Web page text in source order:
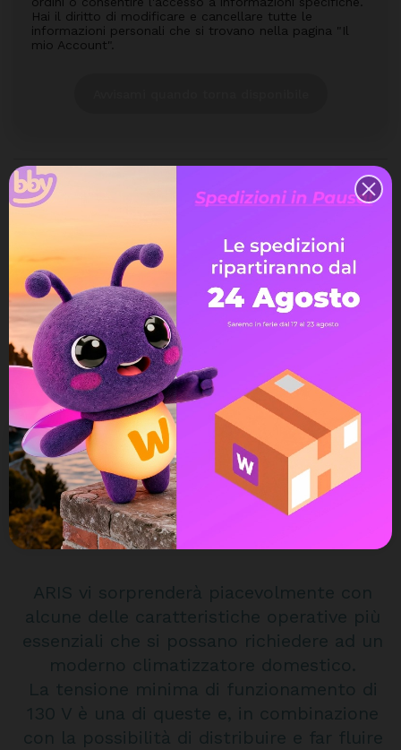
Hai il diritto di modificare e cancellare tutte le
informazioni personali che si trovano nella pagina "Il
mio Account".
Spedizione express veloce
Possibilità di reso e rimborso
DESCRIZIONE
DETTAGLI DEL PRODOTTO
ARIS vi sorprenderà piacevolmente con
alcune delle caratteristiche operative più
essenziali che si possano richiedere ad un
moderno climatizzatore domestico.
La tensione minima di funzionamento di
130 V è una di queste e, in combinazione
con la possibilità di distribuire e far fluire